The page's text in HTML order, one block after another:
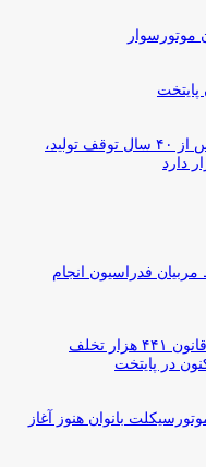
موتورسوار
پایتخت
برند قدیمی موربیدلی (Morbidelli) پس از ۴۰ سال توقف تولید،
دارد
فدراسیون انجام
فاجعه موتورسواری در ایران: اعمال قانون ۴۴۱ هزار تخلف
بانوان هنوز آغاز